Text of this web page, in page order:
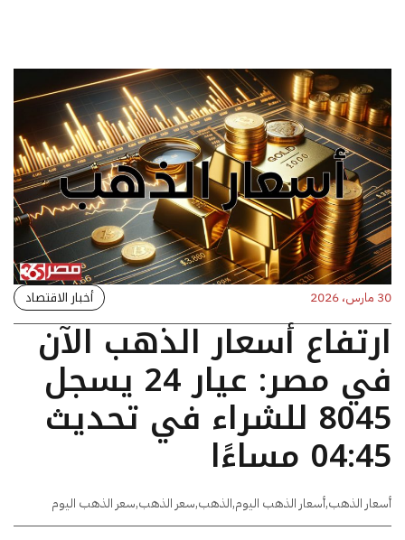
30 مارس، 2026 أخبار الاقتصاد
ارتفاع أسعار الذهب الآن
في مصر: عيار 24 يسجل
8045 للشراء في تحديث
04:45 مساءًا
أسعار الذهب,أسعار الذهب اليوم,الذهب,سعر الذهب,سعر الذهب اليوم